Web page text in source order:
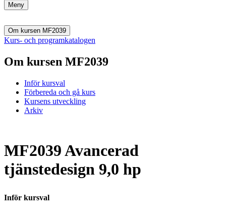
Meny
Om kursen MF2039
Kurs- och programkatalogen
Om kursen MF2039
Inför kursval
Förbereda och gå kurs
Kursens utveckling
Arkiv
MF2039 Avancerad
tjänstedesign 9,0 hp
Inför kursval